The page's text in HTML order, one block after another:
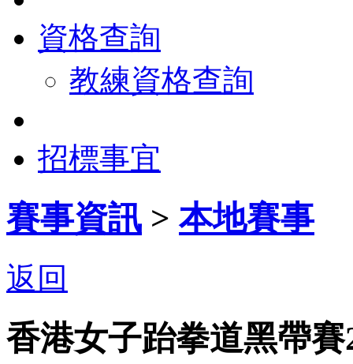
資格查詢
教練資格查詢
招標事宜
賽事資訊 >本地賽事
返回
香港女子跆拳道黑帶賽